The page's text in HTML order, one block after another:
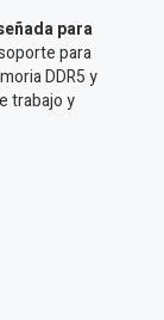
para
para
DDR5 y
trabajo y